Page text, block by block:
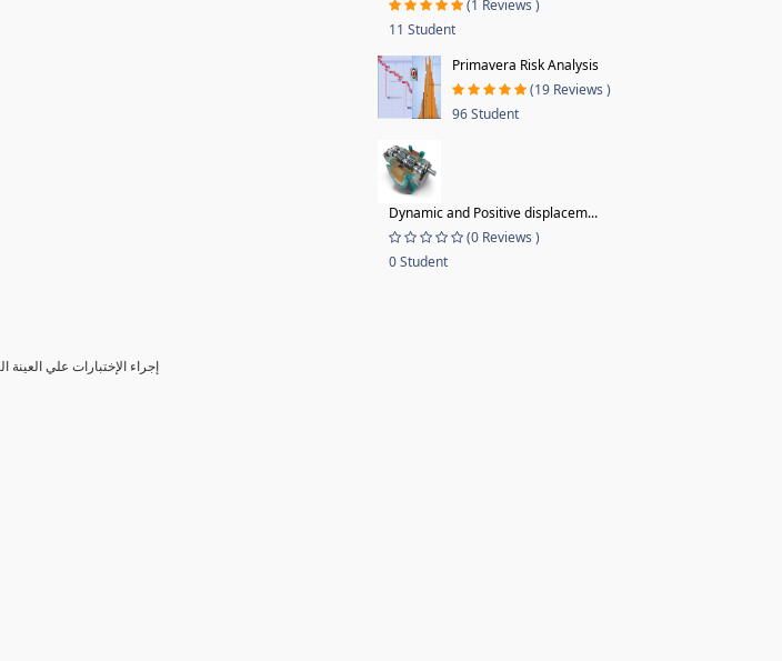
(7) إجراء الإختبارات علي
(1 Reviews )
11 Student
Primavera Risk Analysis
(19 Reviews )
96 Student
Dynamic and Positive displacem...
(0 Reviews )
0 Student